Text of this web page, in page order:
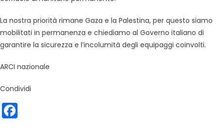
La nostra priorità rimane Gaza e la Palestina, per questo siamo
mobilitati in permanenza e chiediamo al Governo italiano di
garantire la sicurezza e l’incolumità degli equipaggi coinvolti.
ARCI nazionale
Condividi